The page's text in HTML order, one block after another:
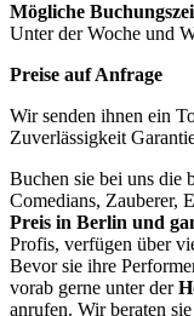
Mögliche
Unter der Woche und
Preise auf Anfrage
Wir senden ihnen ein
Zuverlässigkeit
Buchen sie bei uns die
Comedians, Zauberer,
Preis in Berlin und
Profis, verfügen über
Bevor sie ihre
vorab gerne unter der
anrufen. Wir beraten